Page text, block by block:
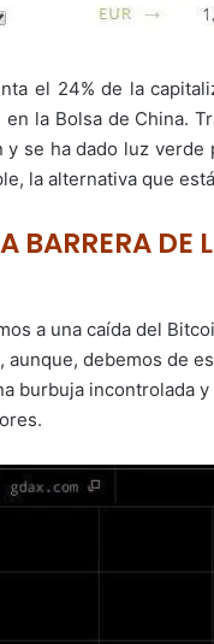
el 24% de la
la Bolsa de China.
se ha dado luz
la alternativa que
BARRERA
a una caída del
debemos de
burbuja incontrolada